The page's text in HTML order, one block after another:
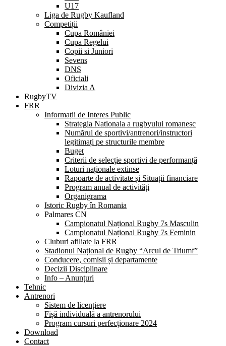
U17
Liga de Rugby Kaufland
Competiții
Cupa României
Cupa Regelui
Copii si Juniori
Sevens
DNS
Oficiali
Divizia A
RugbyTV
FRR
Informații de Interes Public
Strategia Nationala a rugbyului romanesc
Numărul de sportivi/antrenori/instructori
legitimați pe structurile membre
Buget
Criterii de selecție sportivi de performanță
Loturi naționale extinse
Rapoarte de activitate și Situații financiare
Program anual de activități
Organigrama
Istoric Rugby în Romania
Palmares CN
Campionatul Național Rugby 7s Masculin
Campionatul Național Rugby 7s Feminin
Cluburi afiliate la FRR
Stadionul Național de Rugby “Arcul de Triumf”
Conducere, comisii și departamente
Decizii Disciplinare
Info – Anunțuri
Tehnic
Antrenori
Sistem de licențiere
Fișă individuală a antrenorului
Program cursuri perfecționare 2024
Download
Contact